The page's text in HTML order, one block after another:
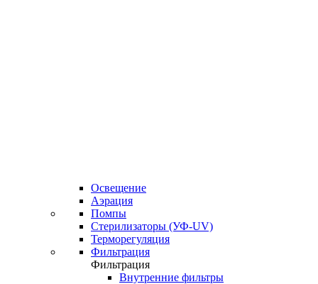
Освещение
Аэрация
Помпы
Стерилизаторы (УФ-UV)
Терморегуляция
Фильтрация
Фильтрация
Внутренние фильтры